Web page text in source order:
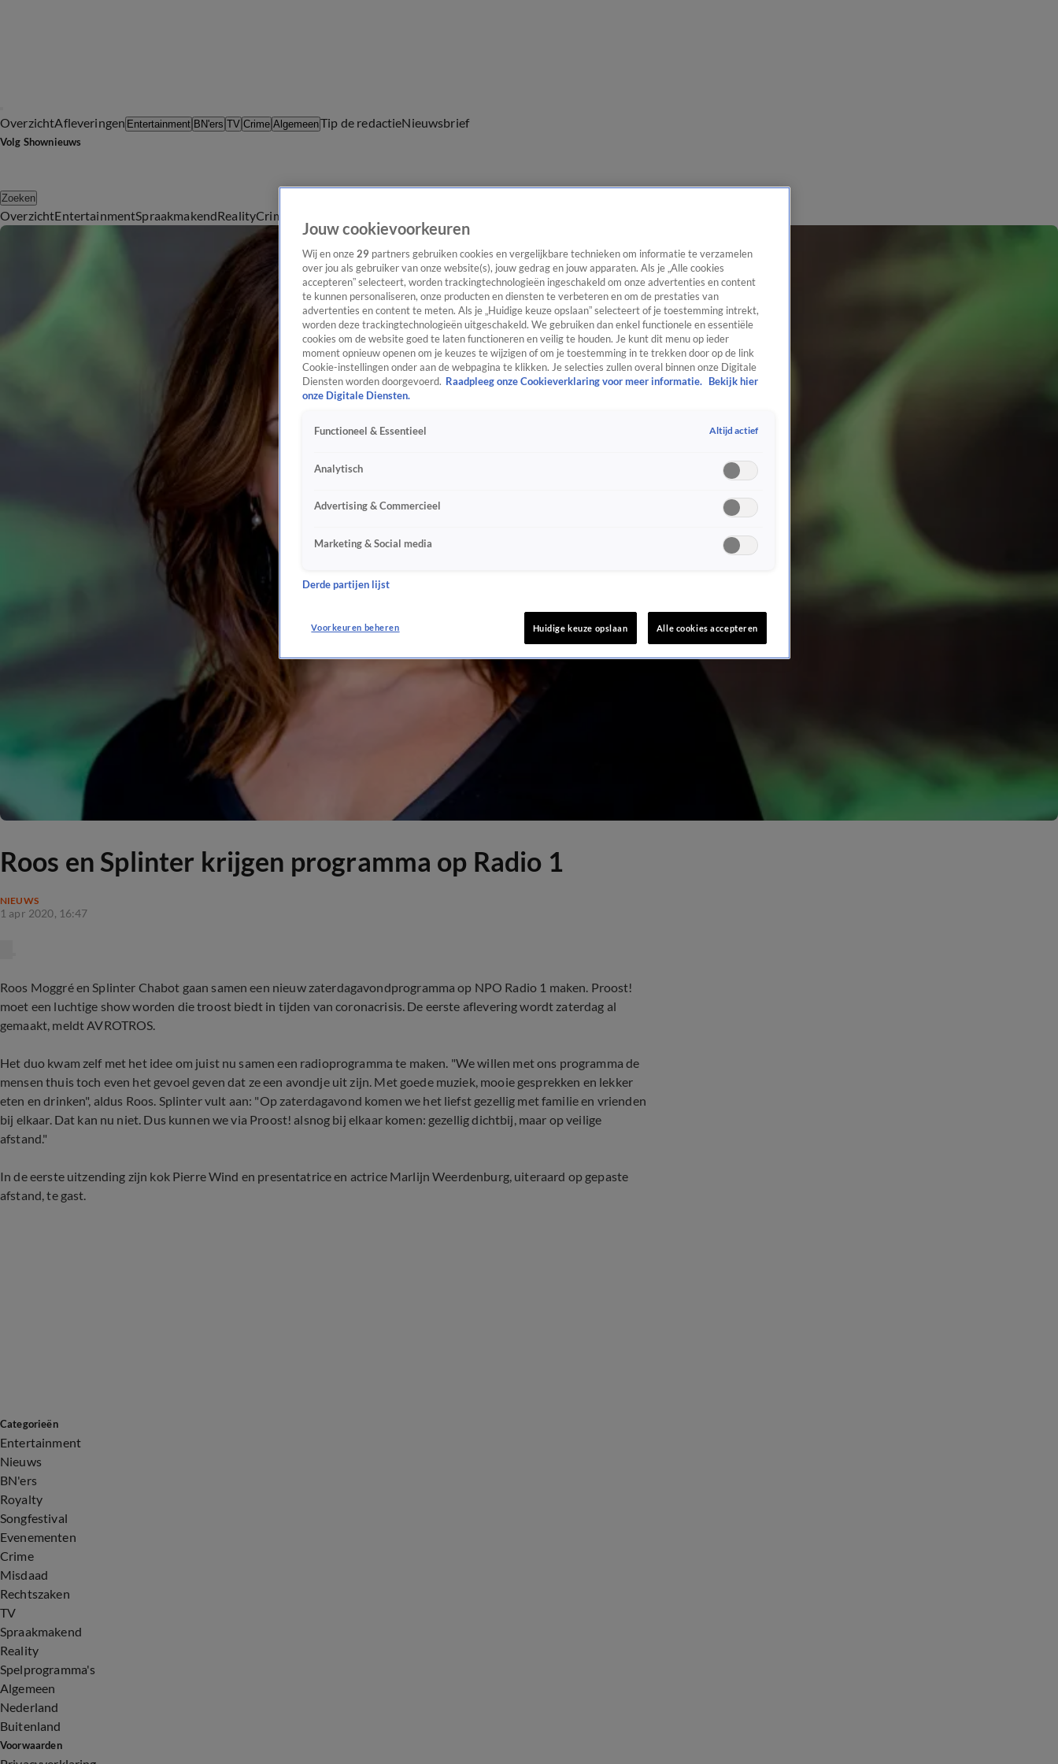
OverzichtAfleveringen Entertainment BN'ers TV Crime AlgemeenTip de redactieNieuwsbrief
Volg Shownieuws
Zoeken
OverzichtEntertainmentSpraakmakendRealityCrime
Roos en Splinter krijgen programma op Radio 1
NIEUWS
1 apr 2020, 16:47
Roos Moggré en Splinter Chabot gaan samen een nieuw zaterdagavondprogramma op NPO Radio 1 maken. Proost!
moet een luchtige show worden die troost biedt in tijden van coronacrisis. De eerste aflevering wordt zaterdag al
gemaakt, meldt AVROTROS.
Het duo kwam zelf met het idee om juist nu samen een radioprogramma te maken. "We willen met ons programma de
mensen thuis toch even het gevoel geven dat ze een avondje uit zijn. Met goede muziek, mooie gesprekken en lekker
eten en drinken", aldus Roos. Splinter vult aan: "Op zaterdagavond komen we het liefst gezellig met familie en vrienden
bij elkaar. Dat kan nu niet. Dus kunnen we via Proost! alsnog bij elkaar komen: gezellig dichtbij, maar op veilige
afstand."
In de eerste uitzending zijn kok Pierre Wind en presentatrice en actrice Marlijn Weerdenburg, uiteraard op gepaste
afstand, te gast.
Categorieën
Entertainment
Nieuws
BN'ers
Royalty
Songfestival
Evenementen
Crime
Misdaad
Rechtszaken
TV
Spraakmakend
Reality
Spelprogramma's
Algemeen
Nederland
Buitenland
Voorwaarden
Jouw cookievoorkeuren
Wij en onze 29 partners gebruiken cookies en vergelijkbare technieken om informatie te verzamelen
over jou als gebruiker van onze website(s), jouw gedrag en jouw apparaten. Als je „Alle cookies
accepteren” selecteert, worden trackingtechnologieën ingeschakeld om onze advertenties en content
te kunnen personaliseren, onze producten en diensten te verbeteren en om de prestaties van
advertenties en content te meten. Als je „Huidige keuze opslaan” selecteert of je toestemming intrekt,
worden deze trackingtechnologieën uitgeschakeld. We gebruiken dan enkel functionele en essentiële
cookies om de website goed te laten functioneren en veilig te houden. Je kunt dit menu op ieder
moment opnieuw openen om je keuzes te wijzigen of om je toestemming in te trekken door op de link
Cookie-instellingen onder aan de webpagina te klikken. Je selecties zullen overal binnen onze Digitale
Diensten worden doorgevoerd. Raadpleeg onze Cookieverklaring voor meer informatie.
Bekijk hier
onze Digitale Diensten.
Functioneel & Essentieel Altijd actief
Analytisch
Advertising & Commercieel
Marketing & Social media
Derde partijen lijst
Voorkeuren beheren Huidige keuze opslaan Alle cookies accepteren